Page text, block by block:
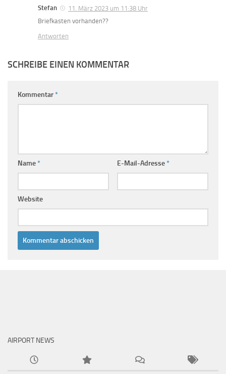
Stefan
11. März 2023 um 11:38 Uhr
Briefkasten vorhanden??
Antworten
SCHREIBE EINEN KOMMENTAR
Kommentar*
Name* E-Mail-Adresse*
Website
AIRPORT NEWS